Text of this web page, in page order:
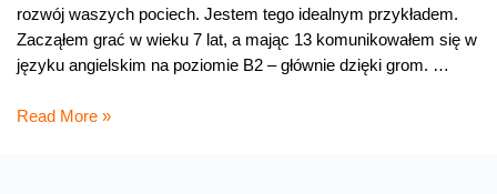
rozwój waszych pociech. Jestem tego idealnym przykładem.
Zacząłem grać w wieku 7 lat, a mając 13 komunikowałem się w
języku angielskim na poziomie B2 – głównie dzięki grom. …
Prezenty
Read More »